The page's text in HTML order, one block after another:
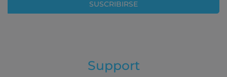
noticias:
SUSCRIBIRSE
Support